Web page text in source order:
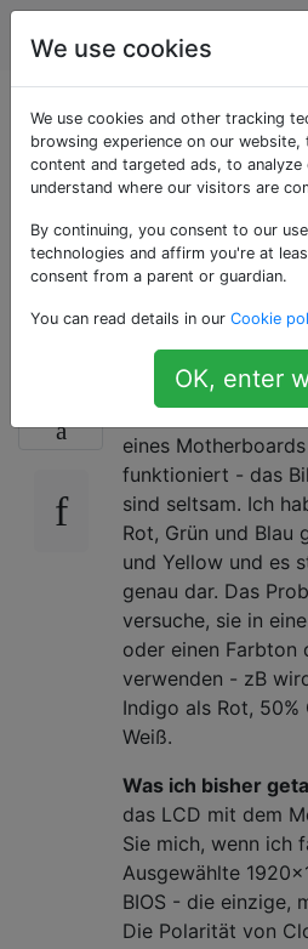
Falsche
dem LCD,
dem Thin
verbunden
Im Grunde
LCD-Panel und
eines
funktioniert - das
sind seltsam. Ich
Rot, Grün und Blau
und Yellow und es
genau dar. Das
versuche, sie in
oder einen Farbton
verwenden - zB
Indigo als Rot,
Weiß.
Was ich bisher
das LCD mit dem
Sie mich, wenn ich
Ausgewählte
BIOS - die einzige,
Die Polarität von
We use cookies
We use cookies and other tracking
browsing experience on our
content and targeted ads, to
understand where our visitors are
By continuing, you consent to our
technologies and affirm you're at
consent from a parent or guardian.
You can read details in our Cookie
OK, enter